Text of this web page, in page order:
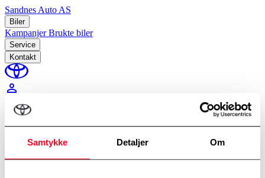
Samtykke Detaljer Om
Sandnes Auto AS
Biler
KampanjerBrukte biler
Service
Kontakt
perm_identity
Min Toyota
/Alt-i-ett